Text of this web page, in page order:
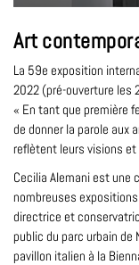
Art
La 59e exposition
2022 (pré-ouverture les
« En tant que première
de donner la parole aux
reflètent leurs visions et
Cecilia Alemani est une
nombreuses
directrice et
public du parc urbain
pavillon italien à la